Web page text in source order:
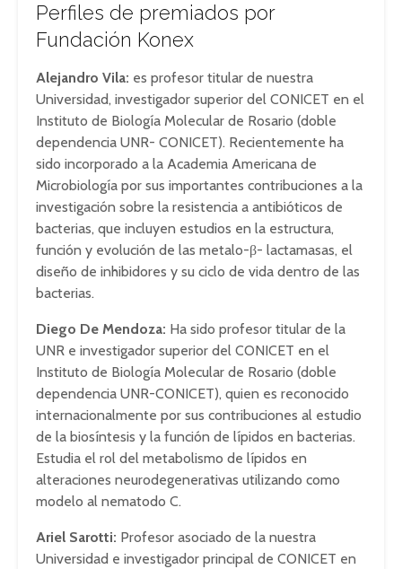
Perfiles de premiados por
Fundación Konex
Alejandro Vila: es profesor titular de nuestra
Universidad, investigador superior del CONICET en el
Instituto de Biología Molecular de Rosario (doble
dependencia UNR- CONICET). Recientemente ha
sido incorporado a la Academia Americana de
Microbiología por sus importantes contribuciones a la
investigación sobre la resistencia a antibióticos de
bacterias, que incluyen estudios en la estructura,
función y evolución de las metalo-β- lactamasas, el
diseño de inhibidores y su ciclo de vida dentro de las
bacterias.
Diego De Mendoza: Ha sido profesor titular de la
UNR e investigador superior del CONICET en el
Instituto de Biología Molecular de Rosario (doble
dependencia UNR-CONICET), quien es reconocido
internacionalmente por sus contribuciones al estudio
de la biosíntesis y la función de lípidos en bacterias.
Estudia el rol del metabolismo de lípidos en
alteraciones neurodegenerativas utilizando como
modelo al nematodo C.
Ariel Sarotti: Profesor asociado de la nuestra
Universidad e investigador principal de CONICET en